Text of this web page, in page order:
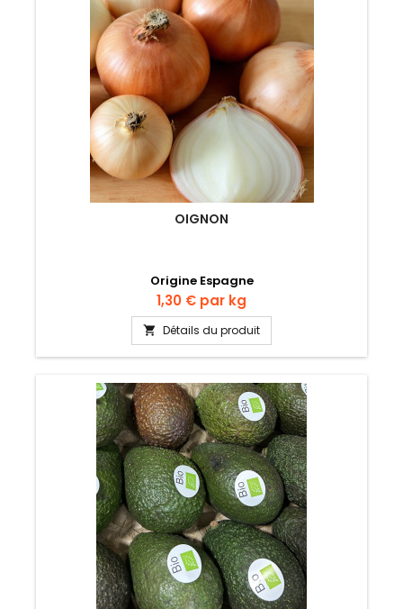
OIGNON
Origine Espagne
Prix
1,30 € par kg
 Détails du produit